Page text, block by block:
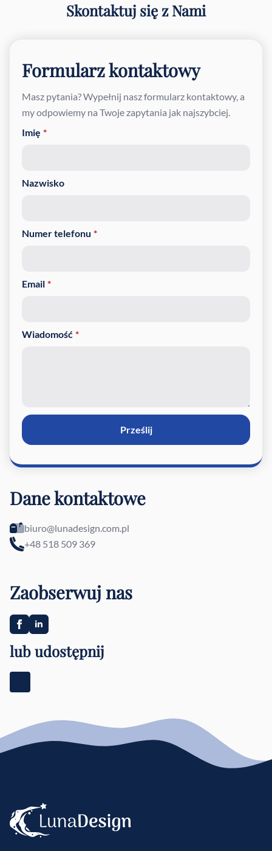
Skontaktuj się z Nami
Dane kontaktowe
biuro@lunadesign.com.pl
+48 518 509 369
Zaobserwuj nas
lub udostępnij
Formularz kontaktowy
Masz pytania? Wypełnij nasz formularz kontaktowy, a
my odpowiemy na Twoje zapytania jak najszybciej.
Imię *
Nazwisko
Numer telefonu *
Email *
Wiadomość *
Prześlij